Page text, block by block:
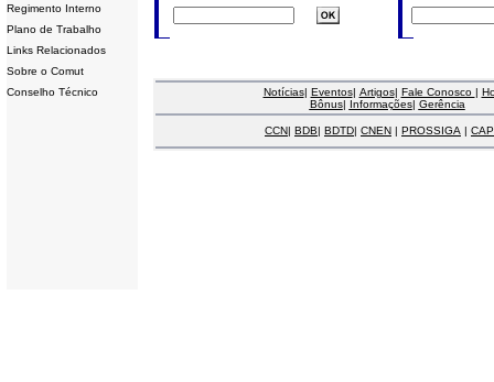
Regimento Interno
Plano de Trabalho
Links Relacionados
Sobre o Comut
Conselho Técnico
Notícias| Eventos| Artigos| Fale Conosco |
Bônus| Informações| Gerência
CCN| BDB| BDTD| CNEN | PROSSIGA |